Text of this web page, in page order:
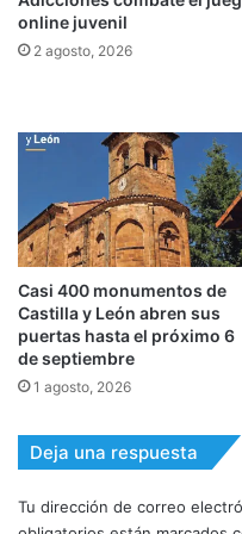
online juvenil
2 agosto, 2026
Casi 400 monumentos de
Castilla y León abren sus
puertas hasta el próximo 6
de septiembre
1 agosto, 2026
Deja una respuesta
Tu dirección de correo